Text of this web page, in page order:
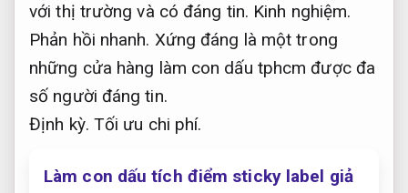
với thị trường và có đáng tin. Kinh nghiệm.
Phản hồi nhanh. Xứng đáng là một trong
những cửa hàng làm con dấu tphcm được đa
số người đáng tin.
Định kỳ. Tối ưu chi phí.
Làm con dấu tích điểm sticky label giả